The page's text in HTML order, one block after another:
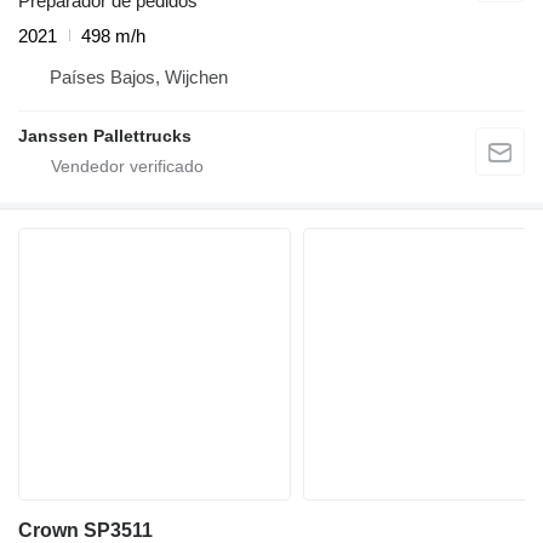
2021
498 m/h
Países Bajos, Wijchen
Janssen Pallettrucks
Crown SP3511